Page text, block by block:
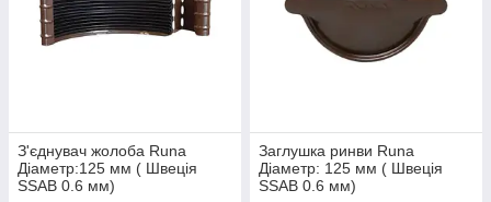
З'єднувач жолоба Runa
Діаметр:125 мм ( Швеція
SSAB 0.6 мм)
Заглушка ринви Runa
Діаметр: 125 мм ( Швеція
SSAB 0.6 мм)